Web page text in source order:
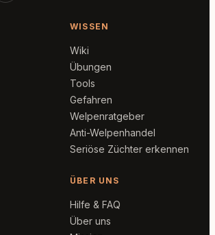
WISSEN
Wiki
Übungen
Tools
Gefahren
Welpenratgeber
Anti-Welpenhandel
Seriöse Züchter erkennen
ÜBER UNS
Hilfe & FAQ
Über uns